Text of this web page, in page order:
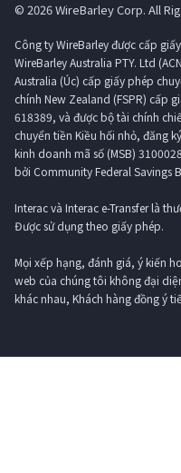
© 2026 WireBarley Corp. All
Công ty WireBarley được cấp
WireBarley Australia PTY. Ltd
Australia (Úc) cấp giấy phép
chính New Zealand (FSPR) cấp
618389, và được bộ tài chính
chuyển tiền Kiều hối nhỏ, đăng
kinh doanh mã số (MSB)
bởi Community Federal Savings
Interac và Interac e-Transfer là
Được sử dụng theo giấy phép.
Mọi xếp hạng, đánh giá, ý kiến
web của chúng tôi không đại
khác nhau, Khách hàng đồng ý